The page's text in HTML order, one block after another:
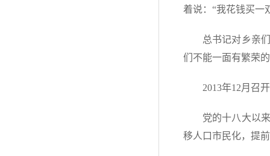
着说：“我花钱买一
总书记对乡亲
们不能一面有繁荣
2013年12月召
党的十八大以
移人口市民化，提